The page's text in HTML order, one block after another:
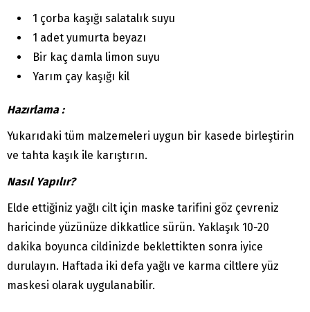
1 çorba kaşığı salatalık suyu
1 adet yumurta beyazı
Bir kaç damla limon suyu
Yarım çay kaşığı kil
Hazırlama :
Yukarıdaki tüm malzemeleri uygun bir kasede birleştirin
ve tahta kaşık ile karıştırın.
Nasıl Yapılır?
Elde ettiğiniz yağlı cilt için maske tarifini göz çevreniz
haricinde yüzünüze dikkatlice sürün. Yaklaşık 10-20
dakika boyunca cildinizde beklettikten sonra iyice
durulayın. Haftada iki defa yağlı ve karma ciltlere yüz
maskesi olarak uygulanabilir.